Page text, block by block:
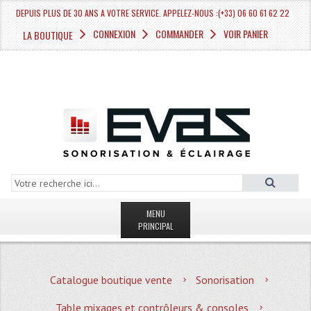
DEPUIS PLUS DE 30 ANS A VOTRE SERVICE. APPELEZ-NOUS :(+33) 06 60 61 62 22
LA BOUTIQUE CONNEXION COMMANDER VOIR PANIER
MENU
PRINCIPAL
MAGASIN
Catalogue boutique vente
Sonorisation
Table mixages et contrôleurs & consoles